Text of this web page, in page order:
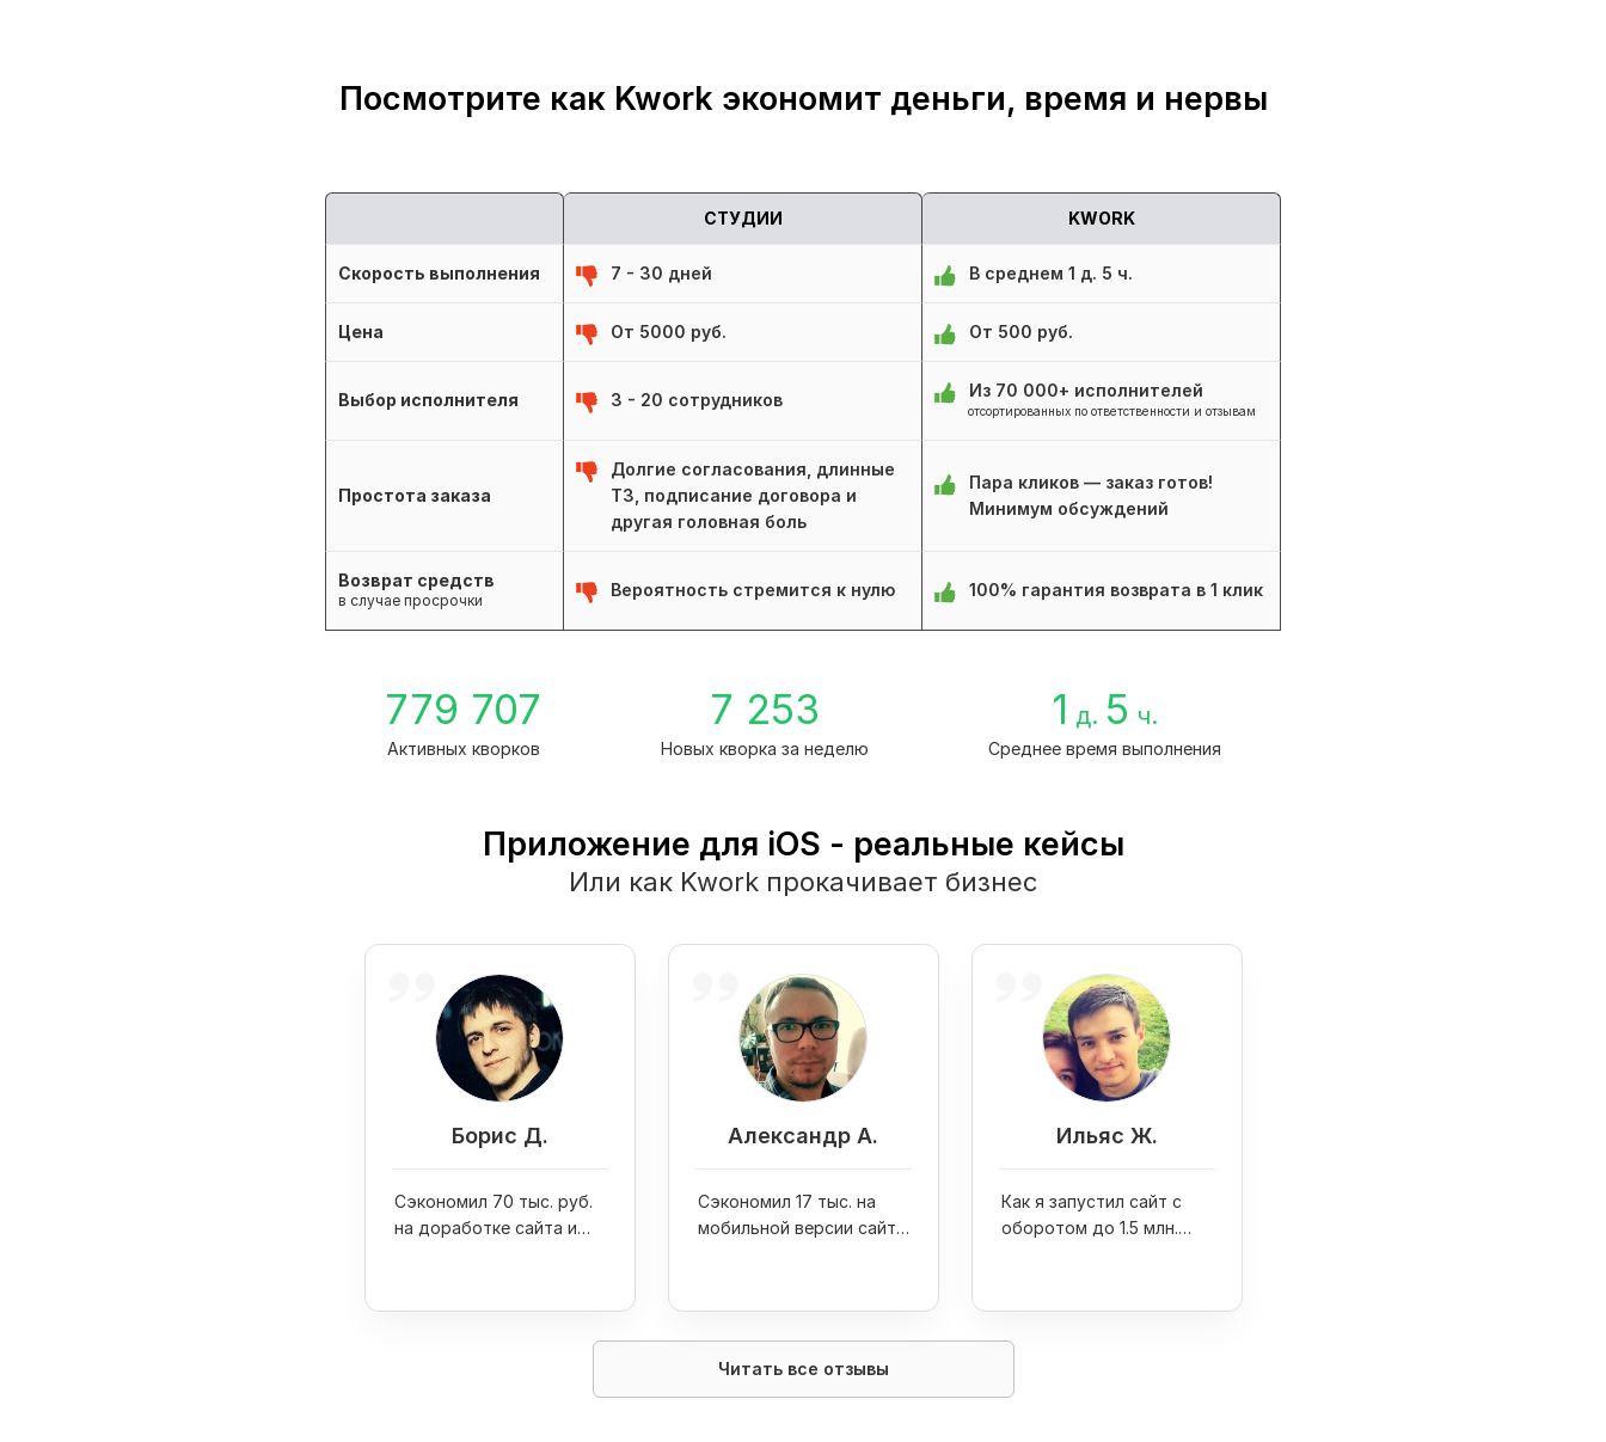
Посмотрите как Kwork экономит деньги, время и нервы
СТУДИИ KWORK
Скорость выполнения 7 - 30 дней В среднем 1 д. 5 ч.
Цена От 5000 руб. От 500 руб.
Выбор исполнителя 3 - 20 сотрудников Из 70 000+ исполнителей
отсортированных по ответственности и отзывам
Простота заказа
Долгие согласования, длинные
ТЗ, подписание договора и
другая головная боль
Пара кликов — заказ готов!
Минимум обсуждений
Возврат средств
в случае просрочки
Вероятность стремится к нулю 100% гарантия возврата в 1 клик
779 707
Активных кворков
7 253
Новых кворка за неделю
1 д. 5 ч.
Среднее время выполнения
Приложение для iOS - реальные кейсы
Или как Kwork прокачивает бизнес
Борис Д.
Сэкономил 70 тыс. руб.
на доработке сайта и
Александр А.
Сэкономил 17 тыс. на
мобильной версии сайта
Ильяс Ж.
Как я запустил сайт с
оборотом до 1.5 млн.
Читать все отзывы